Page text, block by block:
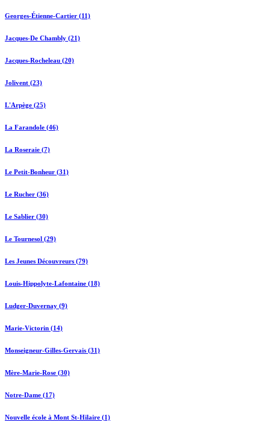
Georges-Étienne-Cartier (11)
Jacques-De Chambly (21)
Jacques-Rocheleau (20)
Jolivent (23)
L'Arpège (25)
La Farandole (46)
La Roseraie (7)
Le Petit-Bonheur (31)
Le Rucher (36)
Le Sablier (30)
Le Tournesol (29)
Les Jeunes Découvreurs (79)
Louis-Hippolyte-Lafontaine (18)
Ludger-Duvernay (9)
Marie-Victorin (14)
Monseigneur-Gilles-Gervais (31)
Mère-Marie-Rose (30)
Notre-Dame (17)
Nouvelle école à Mont St-Hilaire (1)